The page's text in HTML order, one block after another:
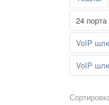
24 порта
VoIP
VoIP